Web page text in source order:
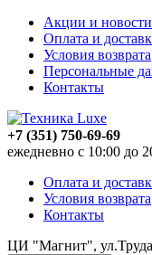
Акции и новости
Оплата и
Условия возврата
Персональные
Контакты
+7 (351) 750-69-69
ежедневно с 10:00 до
Оплата и
Условия возврата
Контакты
ЦИ "Магнит", ул.Труда